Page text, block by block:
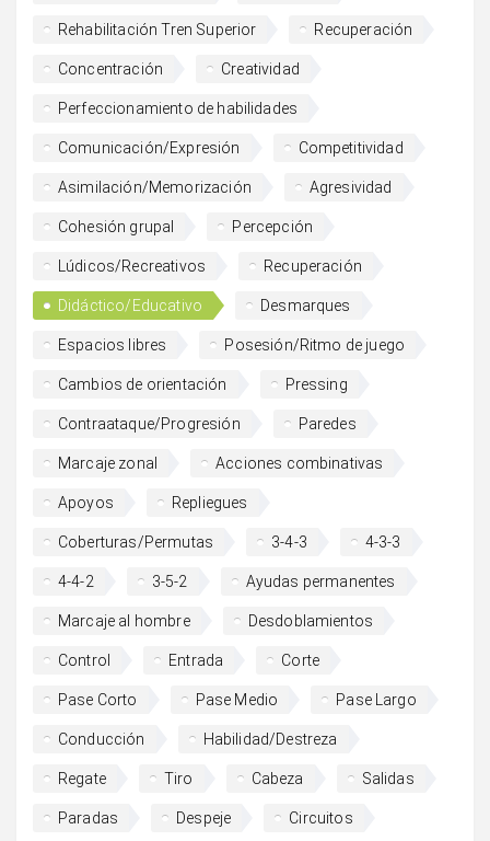
Rehabilitación Tren Superior Recuperación
Concentración Creatividad
Perfeccionamiento de habilidades
Comunicación/Expresión Competitividad
Asimilación/Memorización Agresividad
Cohesión grupal Percepción
Lúdicos/Recreativos Recuperación
Didáctico/Educativo Desmarques
Espacios libres Posesión/Ritmo de juego
Cambios de orientación Pressing
Contraataque/Progresión Paredes
Marcaje zonal Acciones combinativas
Apoyos Repliegues
Coberturas/Permutas 3-4-3 4-3-3
4-4-2 3-5-2 Ayudas permanentes
Marcaje al hombre Desdoblamientos
Control Entrada Corte
Pase Corto Pase Medio Pase Largo
Conducción Habilidad/Destreza
Regate Tiro Cabeza Salidas
Paradas Despeje Circuitos